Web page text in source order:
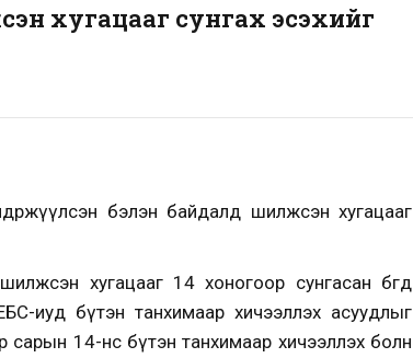
хугацааг сунгах эсэхийг
бэлэн байдалд шилжсэн хугацааг
хугацааг 14 хоногоор сунгасан бөгөөд
иуд бүтэн танхимаар хичээллэх асуудлыг
сарын 14-нөөс бүтэн танхимаар хичээллэх болн